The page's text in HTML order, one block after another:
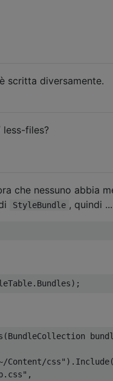
scritta diversamente.
files?
che nessuno abbia
StyleBundle , quindi ...
. Bundles);
(BundleCollection
Content/css" ). Include(
,